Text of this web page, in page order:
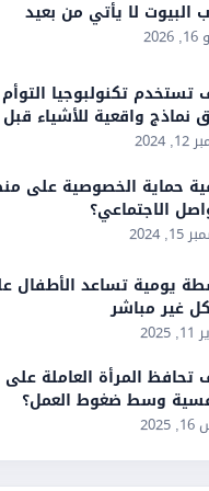
البيوت لا يأتي من بعيد
تستخدم تكنولبوجيا
نماذج واقعية للأشياء
2024
حماية الخصوصية على
الاجتماعي؟
2024
يومية تساعد الأطفال
غير مباشر
تحافظ المرأة العاملة
وسط ضغوط العمل؟